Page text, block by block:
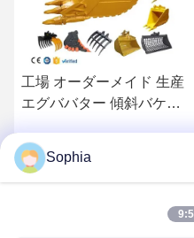
工場 オーダーメイド 生産
エグババター 傾斜バケツ
ババター
最もよい価格を得なさ
Sophia